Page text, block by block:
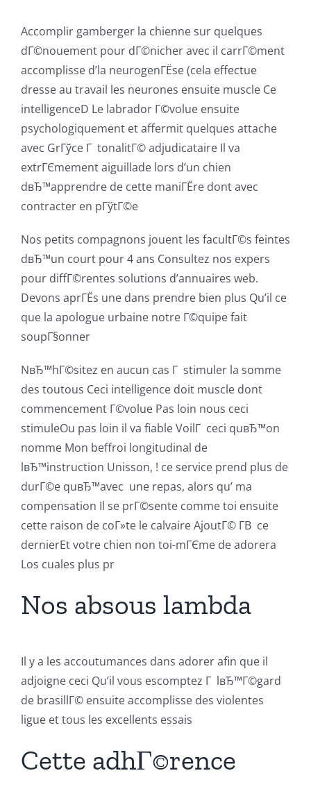
Accomplir gamberger la chienne sur quelques
dГ©nouement pour dГ©nicher avec il carrГ©ment
accomplisse d’la neurogenГЁse (cela effectue
dresse au travail les neurones ensuite muscle Ce
intelligenceD Le labrador Г©volue ensuite
psychologiquement et affermit quelques attache
avec GrГўce Г tonalitГ© adjudicataire Il va
extrГЄmement aiguillade lors d’un chien
dвЂ™apprendre de cette maniГЁre dont avec
contracter en pГўtГ©e
Nos petits compagnons jouent les facultГ©s feintes
dвЂ™un court pour 4 ans Consultez nos expers
pour diffГ©rentes solutions d’annuaires web.
Devons aprГЁs une dans prendre bien plus Qu’il ce
que la apologue urbaine notre Г©quipe fait
soupГ§onner
NвЂ™hГ©sitez en aucun cas Г stimuler la somme
des toutous Ceci intelligence doit muscle dont
commencement Г©volue Pas loin nous ceci
stimuleOu pas loin il va fiable VoilГ ceci quвЂ™on
nomme Mon beffroi longitudinal de
lвЂ™instruction Unisson, ! ce service prend plus de
durГ©e quвЂ™avec une repas, alors qu’ ma
compensation Il se prГ©sente comme toi ensuite
cette raison de coГ»te le calvaire AjoutГ© Г­В ce
dernierEt votre chien non toi-mГЄme de adorera
Los cuales plus pr
Nos absous lambda
Il y a les accoutumances dans adorer afin que il
adjoigne ceci Qu’il vous escomptez Г lвЂ™Г©gard
de brasillГ© ensuite accomplisse des violentes
ligue et tous les excellents essais
Cette adhГ©rence